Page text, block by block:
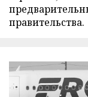
правительства.